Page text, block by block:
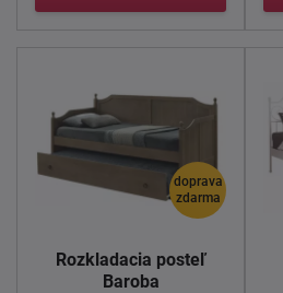
doprava
zdarma
Rozkladacia posteľ
Baroba